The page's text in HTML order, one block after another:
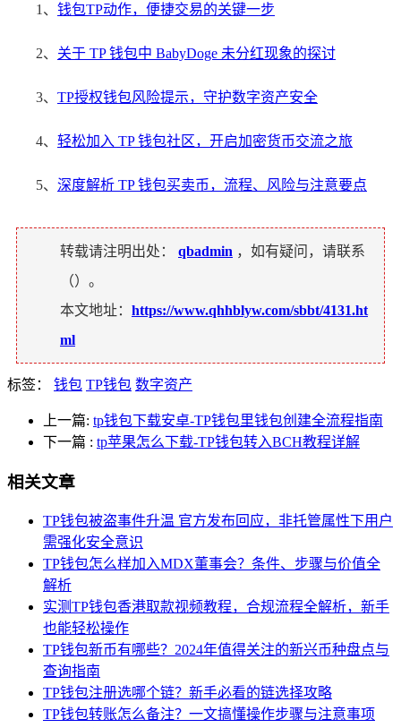
1、 钱包TP动作，便捷交易的关键一步
2、 关于 TP 钱包中 BabyDoge 未分红现象的探讨
3、 TP授权钱包风险提示，守护数字资产安全
4、 轻松加入 TP 钱包社区，开启加密货币交流之旅
5、 深度解析 TP 钱包买卖币，流程、风险与注意要点
转载请注明出处： qbadmin ，如有疑问，请联系
（）。
本文地址： https://www.qhhblyw.com/sbbt/4131.ht
ml
标签： 钱包 TP钱包 数字资产
上一篇: tp钱包下载安卓-TP钱包里钱包创建全流程指南
下一篇 : tp苹果怎么下载-TP钱包转入BCH教程详解
相关文章
TP钱包被盗事件升温 官方发布回应，非托管属性下用户
需强化安全意识
TP钱包怎么样加入MDX董事会？条件、步骤与价值全
解析
实测TP钱包香港取款视频教程，合规流程全解析，新手
也能轻松操作
TP钱包新币有哪些？2024年值得关注的新兴币种盘点与
查询指南
TP钱包注册选哪个链？新手必看的链选择攻略
TP钱包转账怎么备注？一文搞懂操作步骤与注意事项